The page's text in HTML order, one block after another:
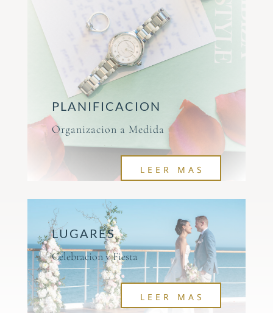
PLANIFICACION
Organizacion a Medida
LEER MAS
LUGARES
Celebracion y Fiesta
LEER MAS